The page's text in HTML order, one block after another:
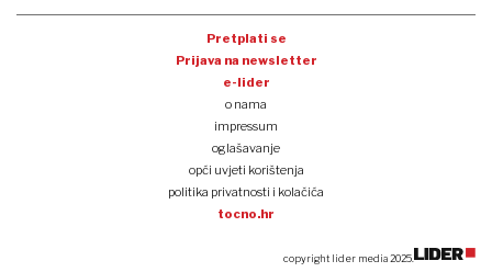
Pretplati se
Prijava na newsletter
e-lider
o nama
impressum
oglašavanje
opći uvjeti korištenja
politika privatnosti i kolačića
tocno.hr
copyright lider media 2025.